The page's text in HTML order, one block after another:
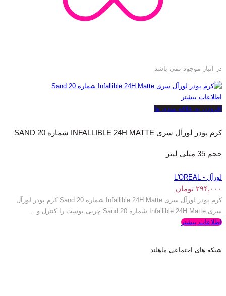
در انبار موجود نمی باشد
اطلاعات بیشتر
افزودن به علاقه مندی ها
کرم پودر لورآل سری INFALLIBLE 24H MATTE شماره 20 SAND
حجم 35 میلی‌ لیتر
لورآل - L'OREAL
۲۹۴,۰۰۰ تومان
کرم پودر لورآل سری Infallible 24H Matte شماره 20 Sand کرم پودر لورآل
سری Infallible 24H Matte شماره 20 Sand چربی پوست را کنترل و...
اطلاعات بیشتر
شبکه های اجتماعی ماهلند